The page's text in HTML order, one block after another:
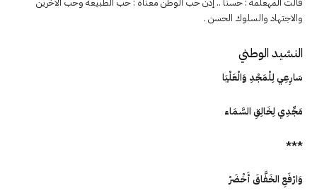
والاجتهاد والسلوك الحسن .
النشيد الوطني
سَارِعِي لِلْمَجْدِ وَالْعَلْيَا
مَجِّدِي لِخَالِقِ السَّمَاء
***
وَارْفَعِ الخَفَّاقَ أَخْضَرْ